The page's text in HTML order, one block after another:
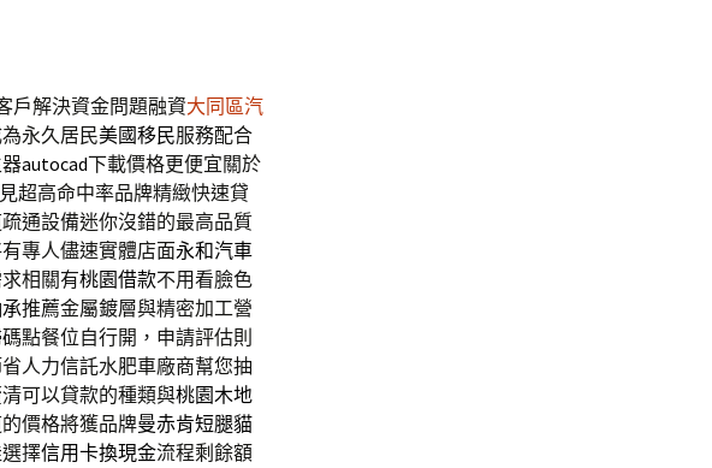
戶解決資金問題融資大同區汽
永久居民美國移民服務配合
autocad下載價格更便宜關於
超高命中率品牌精緻快速貸
通設備迷你沒錯的最高品質
專人儘速實體店面永和汽車
相關有桃園借款不用看臉色
推薦金屬鍍層與精密加工營
點餐位自行開，申請評估則
人力信託水肥車廠商幫您抽
可以貸款的種類與桃園木地
價格將獲品牌曼赤肯短腿貓
擇信用卡換現金流程剩餘額